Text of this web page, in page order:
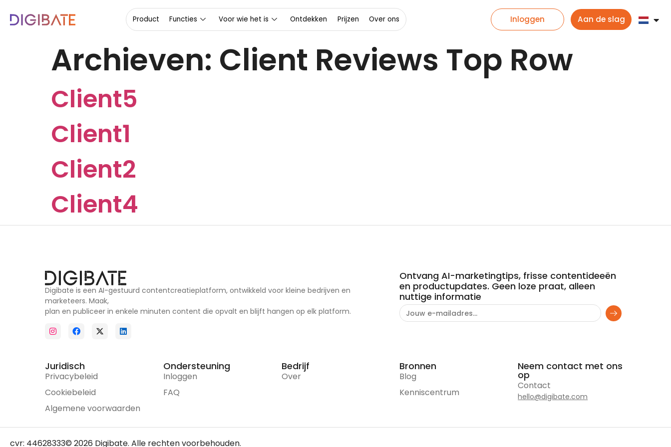
inhoud
Product Functies Voor wie het is Ontdekken Prijzen Over ons Inloggen Aan de slag
Archieven: Client Reviews Top Row
Client5
Client1
Client2
Client4
Digibate is een AI-gestuurd contentcreatieplatform, ontwikkeld voor kleine bedrijven en
marketeers. Maak,
plan en publiceer in enkele minuten content die opvalt en blijft hangen op elk platform.
Ontvang AI-marketingtips, frisse contentideeën
en productupdates. Geen loze praat, alleen
nuttige informatie
Juridisch
Privacybeleid
Cookiebeleid
Algemene voorwaarden
Ondersteuning
Inloggen
FAQ
Bedrijf
Over
Bronnen
Blog
Kenniscentrum
Neem contact met ons
op
Contact
hello@digibate.com
cvr: 44628333© 2026 Digibate. Alle rechten voorbehouden.